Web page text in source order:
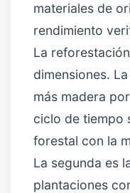
materiales de
rendimiento
La
dimensiones.
más madera
ciclo de tiempo
forestal con la
La segunda es
plantaciones